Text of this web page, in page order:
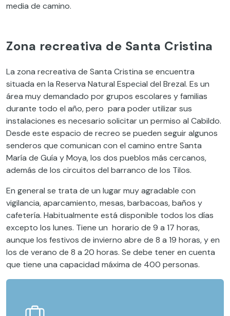
media de camino.
Zona recreativa de Santa Cristina
La zona recreativa de Santa Cristina se encuentra
situada en la Reserva Natural Especial del Brezal. Es un
área muy demandado por grupos escolares y familias
durante todo el año, pero para poder utilizar sus
instalaciones es necesario solicitar un permiso al Cabildo.
Desde este espacio de recreo se pueden seguir algunos
senderos que comunican con el camino entre Santa
María de Guía y Moya, los dos pueblos más cercanos,
además de los circuitos del barranco de los Tilos.
En general se trata de un lugar muy agradable con
vigilancia, aparcamiento, mesas, barbacoas, baños y
cafetería. Habitualmente está disponible todos los días
excepto los lunes. Tiene un horario de 9 a 17 horas,
aunque los festivos de invierno abre de 8 a 19 horas, y en
los de verano de 8 a 20 horas. Se debe tener en cuenta
que tiene una capacidad máxima de 400 personas.